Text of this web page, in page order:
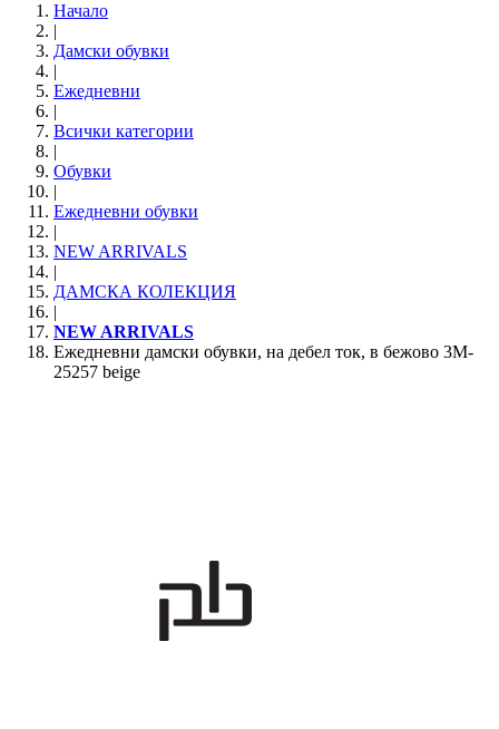
Начало
|
Дамски обувки
|
Ежедневни
|
Всички категории
|
Обувки
|
Eжедневни обувки
|
NEW ARRIVALS
|
ДАМСКА КОЛЕКЦИЯ
|
NEW ARRIVALS
Ежедневни дамски обувки, на дебел ток, в бежово 3M-
25257 beige